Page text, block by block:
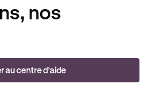
nos
au centre d’aide